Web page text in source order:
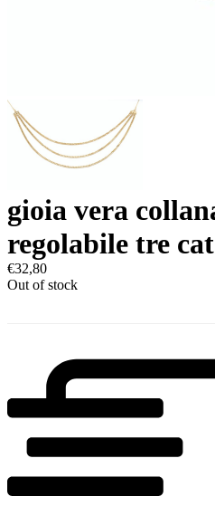
gioia vera
regolabile tre
€32,80
Out of stock